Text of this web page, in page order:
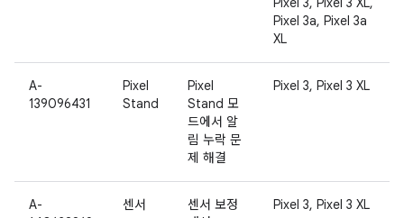
Pixel 3a, Pixel 3a
XL
A-
139096431
Pixel
Stand
Pixel
Stand 모
드에서 알
림 누락 문
제 해결
Pixel 3, Pixel 3 XL
A-
센서
센서 보정
Pixel 3, Pixel 3 XL